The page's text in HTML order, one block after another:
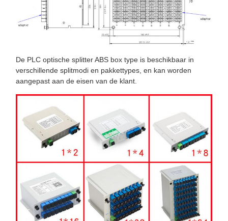
De PLC optische splitter ABS box type is beschikbaar in
verschillende splitmodi en pakkettypes, en kan worden
aangepast aan de eisen van de klant.